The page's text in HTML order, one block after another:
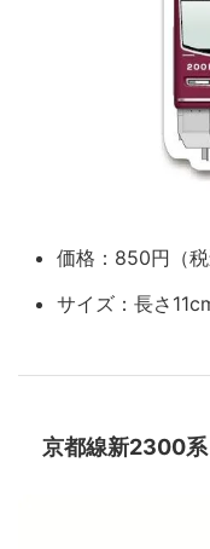
価格：850円（税
サイズ：長さ
京都線新2300